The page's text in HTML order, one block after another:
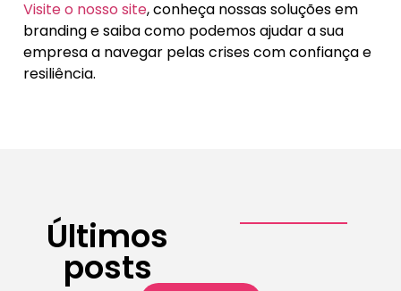
Visite o nosso site, conheça nossas soluções em
branding e saiba como podemos ajudar a sua
empresa a navegar pelas crises com confiança e
resiliência.
Últimos
posts